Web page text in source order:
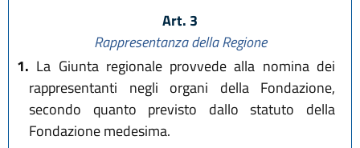
Art. 3
Rappresentanza della Regione
1. La Giunta regionale provvede alla nomina dei
rappresentanti negli organi della Fondazione,
secondo quanto previsto dallo statuto della
Fondazione medesima.